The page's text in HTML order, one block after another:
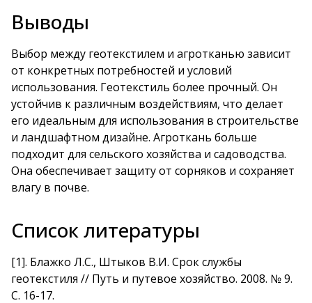
Выводы
Выбор между геотекстилем и агротканью зависит
от конкретных потребностей и условий
использования. Геотекстиль более прочный. Он
устойчив к различным воздействиям, что делает
его идеальным для использования в строительстве
и ландшафтном дизайне. Агроткань больше
подходит для сельского хозяйства и садоводства.
Она обеспечивает защиту от сорняков и сохраняет
влагу в почве.
Список литературы
[1]. Блажко Л.С., Штыков В.И. Срок службы
геотекстиля // Путь и путевое хозяйство. 2008. № 9.
С. 16-17.